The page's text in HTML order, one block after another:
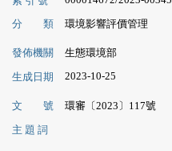
分 類 環境影響評價管理
發佈機關
生態環境部
生成日期
2023-10-25
文 號
環審〔2023〕117號
主 題 詞